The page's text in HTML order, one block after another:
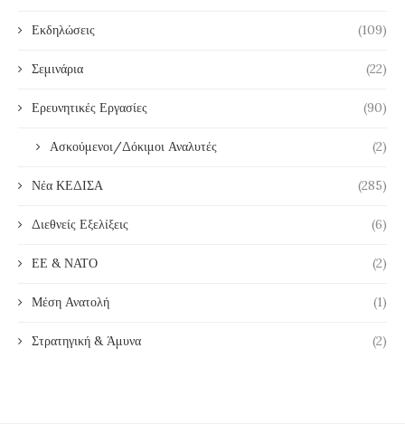
Εκδηλώσεις (109)
Σεμινάρια (22)
Ερευνητικές Εργασίες (90)
Ασκούμενοι/Δόκιμοι Αναλυτές (2)
Νέα ΚΕΔΙΣΑ (285)
Διεθνείς Εξελίξεις (6)
ΕΕ & ΝΑΤΟ (2)
Μέση Ανατολή (1)
Στρατηγική & Άμυνα (2)